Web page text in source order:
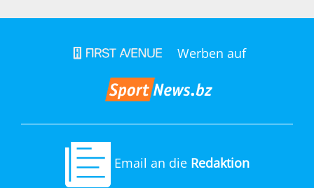
Werben auf
Email an die Redaktion